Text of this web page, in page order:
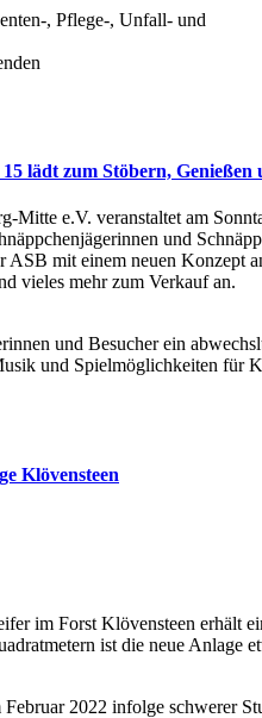
, Pflege-, Unfall- und
lädt zum Stöbern,
Mitte e.V. veranstaltet am
und
mit einem neuen Konzept
vieles mehr zum Verkauf an.
und Besucher ein
und Spielmöglichkeiten für
Klövensteen
im Forst Klövensteen erhält
ist die neue
2022 infolge schwerer